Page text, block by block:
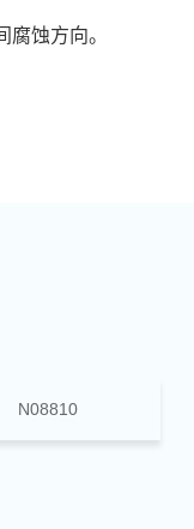
蚀方向。
N08810